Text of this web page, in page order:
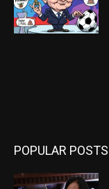
POPULAR POSTS